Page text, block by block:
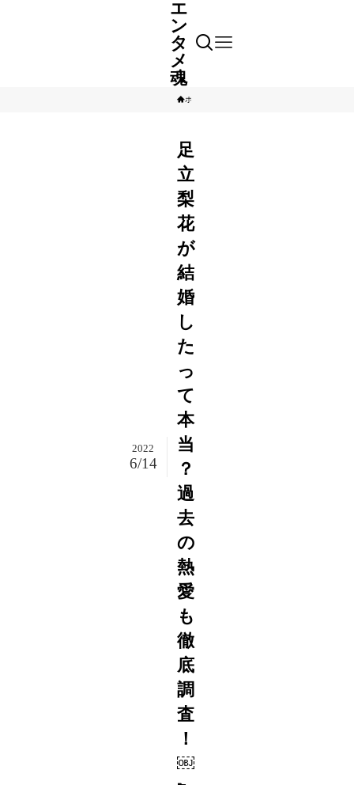
エ
ン
タ
メ
魂
ホーム
足
立
梨
花
が
結
婚
し
た
っ
て
本
当
？
過
去
の
熱
愛
も
徹
底
調
査
！
￼
2022
6/14